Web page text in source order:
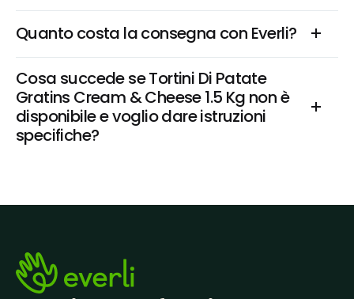
Quanto costa la consegna con Everli?
Cosa succede se Tortini Di Patate
Gratins Cream & Cheese 1.5 Kg non è
disponibile e voglio dare istruzioni
specifiche?